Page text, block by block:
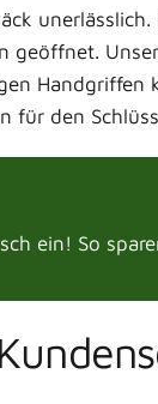
geöffnet.
für den
ein! So